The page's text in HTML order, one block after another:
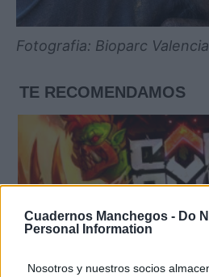
Cuadernos Manchegos - Do
Personal Information
Nosotros y nuestros socios
Fotografia: Bioparc Valencia
TE RECOMENDAMOS